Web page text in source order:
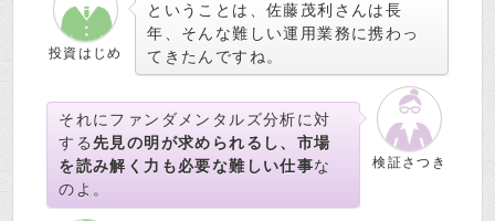
投資はじめ
ということは、佐藤茂利さんは長
年、そんな難しい運用業務に携わっ
てきたんですね。
検証さつき
それにファンダメンタルズ分析に対
する先見の明が求められるし、市場
を読み解く力も必要な難しい仕事な
のよ。